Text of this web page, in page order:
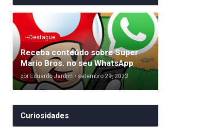
~Destaque
Receba conteúdo sobre Super
Mario Bros. no seu WhatsApp
por Eduardo Jardim • setembro 29, 2023
Curiosidades